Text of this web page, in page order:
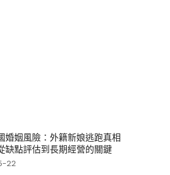
婚姻風險：外籍新娘逃跑真相
缺點評估到長期經營的關鍵
22